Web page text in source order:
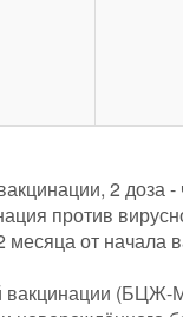
2 доза
против
от начала
(БЦЖ-